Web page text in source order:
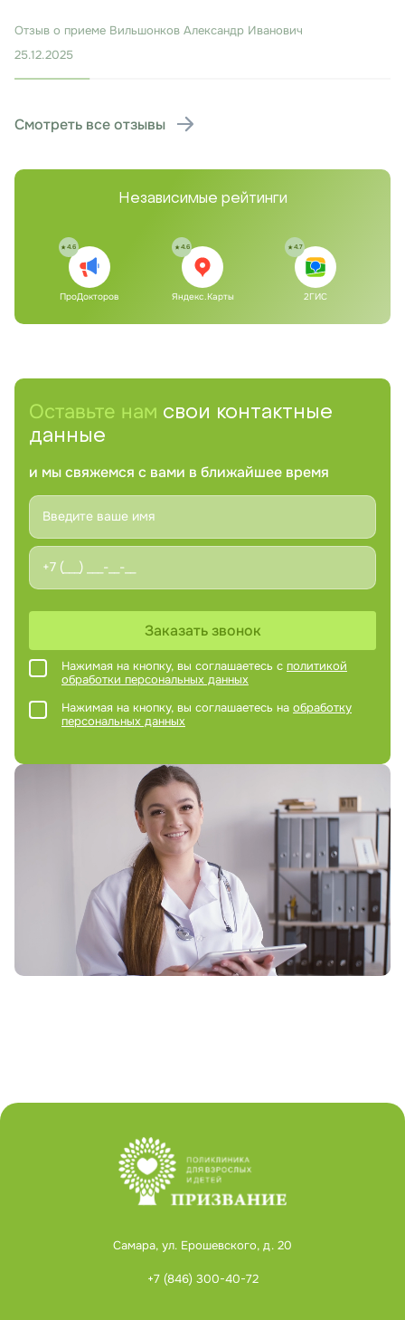
Отзыв о приеме Вильшонков Александр Иванович
25.12.2025
Смотреть все отзывы
Независимые рейтинги
4.6
ПроДокторов
4.6
Яндекс.Карты
4.7
2ГИС
Оставьте нам свои контактные
данные
и мы свяжемся с вами в ближайшее время
Заказать звонок
Нажимая на кнопку, вы соглашаетесь с политикой
обработки персональных данных
Нажимая на кнопку, вы соглашаетесь на обработку
персональных данных
Самара, ул. Ерошевского, д. 20
+7 (846) 300-40-72